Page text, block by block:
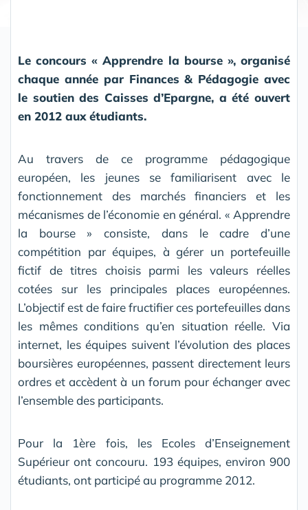
Le concours « Apprendre la bourse », organisé
chaque année par Finances & Pédagogie avec
le soutien des Caisses d’Epargne, a été ouvert
en 2012 aux étudiants.
Au travers de ce programme pédagogique
européen, les jeunes se familiarisent avec le
fonctionnement des marchés financiers et les
mécanismes de l’économie en général. « Apprendre
la bourse » consiste, dans le cadre d’une
compétition par équipes, à gérer un portefeuille
fictif de titres choisis parmi les valeurs réelles
cotées sur les principales places européennes.
L’objectif est de faire fructifier ces portefeuilles dans
les mêmes conditions qu’en situation réelle. Via
internet, les équipes suivent l’évolution des places
boursières européennes, passent directement leurs
ordres et accèdent à un forum pour échanger avec
l’ensemble des participants.
Pour la 1ère fois, les Ecoles d’Enseignement
Supérieur ont concouru. 193 équipes, environ 900
étudiants, ont participé au programme 2012.